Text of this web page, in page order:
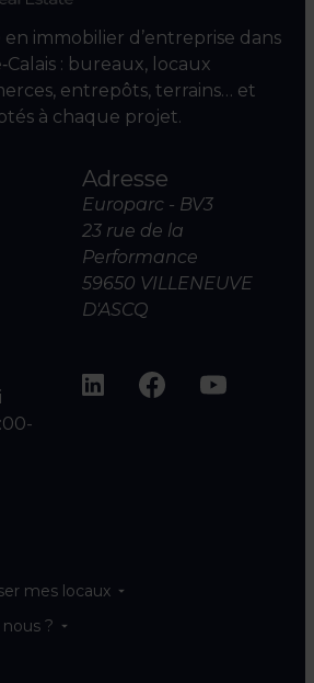
immobilier d’entreprise dans
: bureaux, locaux
entrepôts, terrains… et
à chaque projet.
Adresse
Europarc - BV3
23 rue de la
Performance
59650 VILLENEUVE
D'ASCQ
mes locaux
?